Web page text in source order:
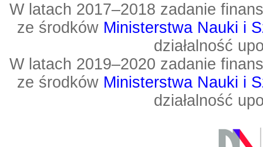
W latach 2017–2018 zadanie
ze środków Ministerstwa Nauki i
działalność
W latach 2019–2020 zadanie
ze środków Ministerstwa Nauki i
działalność